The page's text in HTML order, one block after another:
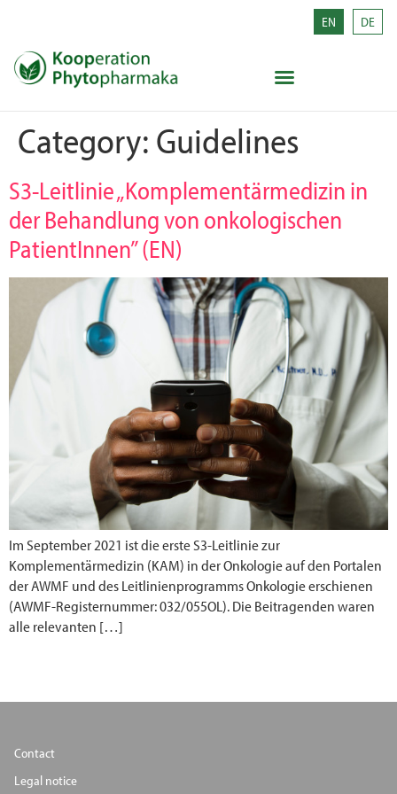
EN DE
Category:Guidelines
S3-Leitlinie „Komplementärmedizin in
der Behandlung von onkologischen
PatientInnen” (EN)
Im September 2021 ist die erste S3-Leitlinie zur
Komplementärmedizin (KAM) in der Onkologie auf den Portalen
der AWMF und des Leitlinienprogramms Onkologie erschienen
(AWMF-Registernummer: 032/055OL). Die Beitragenden waren
alle relevanten […]
Contact
Legal notice